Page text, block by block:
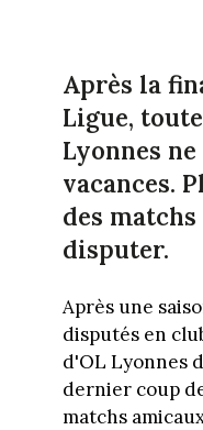
Après la
Ligue,
Lyonnes
vacances.
des
disputer.
Après une
disputés en
d'OL Lyonnes
dernier coup
matchs